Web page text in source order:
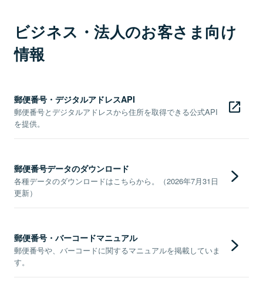
ビジネス・法人のお客さま向け
情報
郵便番号・デジタルアドレスAPI
郵便番号とデジタルアドレスから住所を取得できる公式API
を提供。
郵便番号データのダウンロード
各種データのダウンロードはこちらから。（2026年7月31日
更新）
郵便番号・バーコードマニュアル
郵便番号や、バーコードに関するマニュアルを掲載していま
す。